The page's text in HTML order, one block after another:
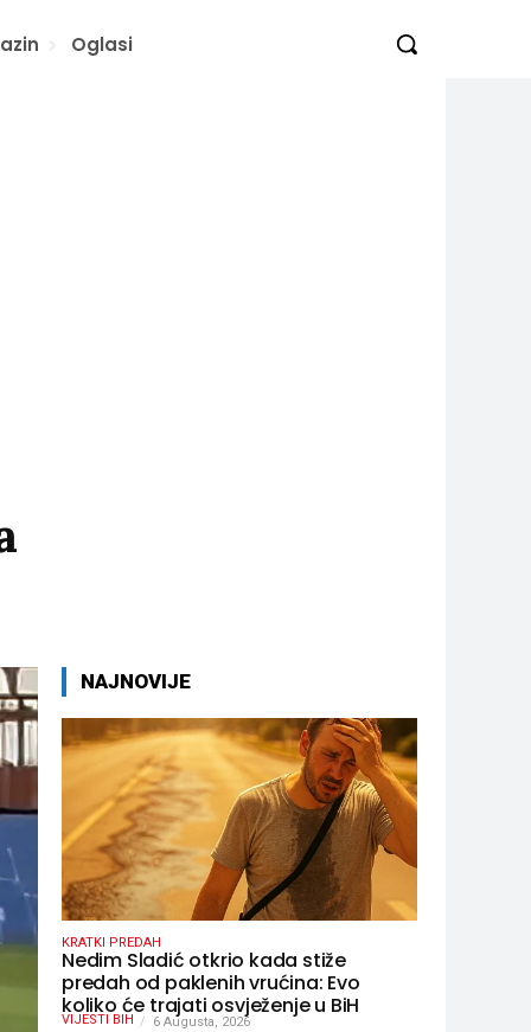
Oglasi
NAJNOVIJE
KRATKI PREDAH
Nedim Sladić otkrio kada stiže
predah od paklenih vrućina: Evo
koliko će trajati osvježenje u BiH
VIJESTI BIH 6 Augusta, 2026